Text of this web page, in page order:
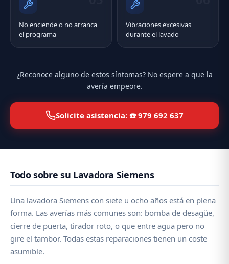
No enciende o no arranca
el programa
Vibraciones excesivas
durante el lavado
¿Reconoce alguno de estos síntomas? No espere a que la
avería empeore.
Solicite asistencia: ☎️ 979 692 637
Todo sobre su Lavadora Siemens
Una lavadora Siemens con siete u ocho años está en plena
forma. Las averías más comunes son: bomba de desagüe,
cierre de puerta, tirador roto, o que entre agua pero no
gire el tambor. Todas estas reparaciones tienen un coste
asumible.